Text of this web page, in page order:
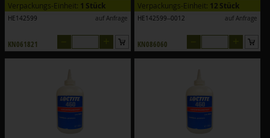
Verpackungs-Einheit: 1 Stück
HE142599 auf Anfrage
KN061821
Verpackungs-Einheit: 12 Stück
HE142599--0012 auf Anfrage
KN086060